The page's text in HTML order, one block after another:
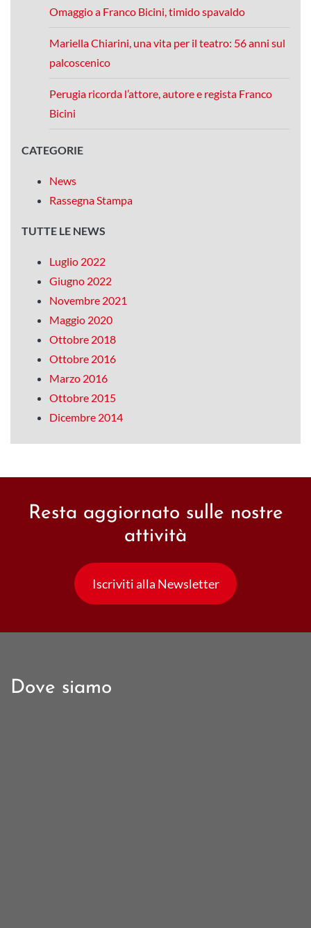
Omaggio a Franco Bicini, timido spavaldo
Mariella Chiarini, una vita per il teatro: 56 anni sul
palcoscenico
Perugia ricorda l’attore, autore e regista Franco
Bicini
CATEGORIE
News
Rassegna Stampa
TUTTE LE NEWS
Luglio 2022
Giugno 2022
Novembre 2021
Maggio 2020
Ottobre 2018
Ottobre 2016
Marzo 2016
Ottobre 2015
Dicembre 2014
Resta aggiornato sulle nostre
attività
Iscriviti alla Newsletter
Dove siamo